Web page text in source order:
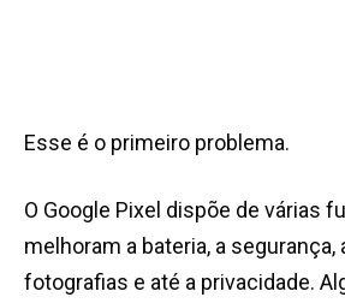
Esse é o primeiro problema.
O Google Pixel dispõe de várias
melhoram a bateria, a segurança,
fotografias e até a privacidade.